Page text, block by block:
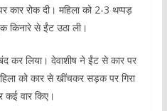
कार रोक दी। महिला को 2-3 थप्पड़
किनारे से ईंट उठा ली।
कर लिया। देवाशीष ने ईंट से कार पर
को कार से खींचकर सड़क पर गिरा
कई वार किए।